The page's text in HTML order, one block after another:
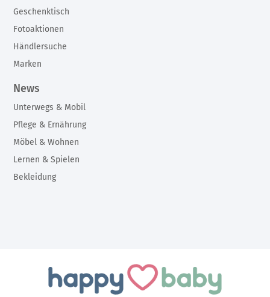
Geschenktisch
Fotoaktionen
Händlersuche
Marken
News
Unterwegs & Mobil
Pflege & Ernährung
Möbel & Wohnen
Lernen & Spielen
Bekleidung